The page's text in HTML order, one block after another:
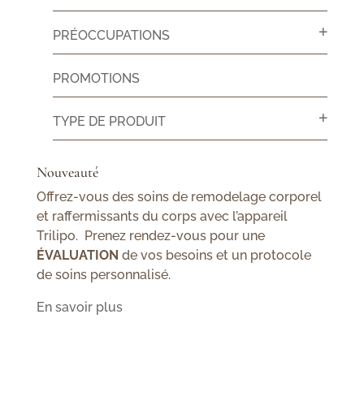
PRÉOCCUPATIONS
PROMOTIONS
TYPE DE PRODUIT
Nouveauté
Offrez-vous des soins de remodelage corporel
et raffermissants du corps avec l’appareil
Trilipo. Prenez rendez-vous pour une
ÉVALUATION de vos besoins et un protocole
de soins personnalisé.
En savoir plus